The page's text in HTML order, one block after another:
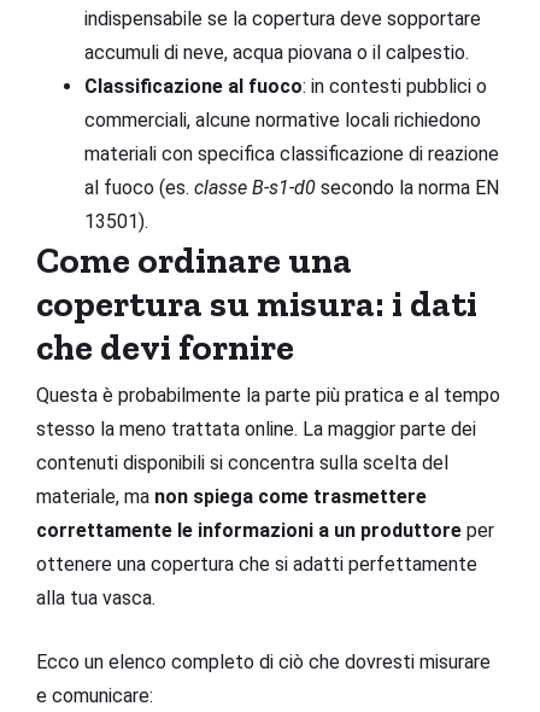
indispensabile se la copertura deve sopportare
accumuli di neve, acqua piovana o il calpestio.
Classificazione al fuoco: in contesti pubblici o
commerciali, alcune normative locali richiedono
materiali con specifica classificazione di reazione
al fuoco (es. classe B-s1-d0 secondo la norma EN
13501).
Come ordinare una
copertura su misura: i dati
che devi fornire
Questa è probabilmente la parte più pratica e al tempo
stesso la meno trattata online. La maggior parte dei
contenuti disponibili si concentra sulla scelta del
materiale, ma non spiega come trasmettere
correttamente le informazioni a un produttore per
ottenere una copertura che si adatti perfettamente
alla tua vasca.
Ecco un elenco completo di ciò che dovresti misurare
e comunicare: